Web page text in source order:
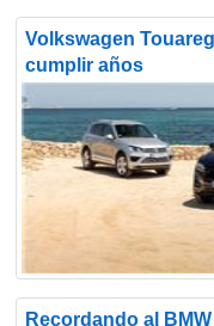
Volkswagen
cumplir años
Recordando al